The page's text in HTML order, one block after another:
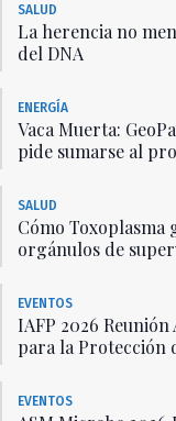
SALUD
La herencia no
del DNA
ENERGÍA
Vaca Muerta:
pide sumarse al
SALUD
Cómo
orgánulos de
EVENTOS
IAFP 2026
para la Protección
EVENTOS